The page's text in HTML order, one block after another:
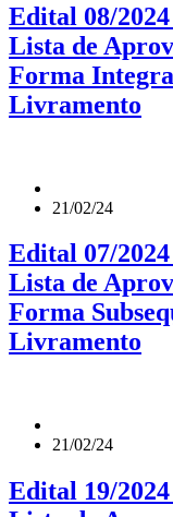
Edital 08/
Lista de
Forma
Livramento
21/02/24
Edital 07/
Lista de
Forma
Livramento
21/02/24
Edital 19/